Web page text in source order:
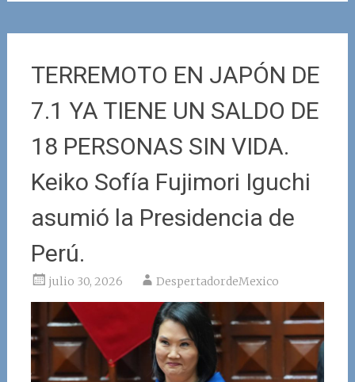
TERREMOTO EN JAPÓN DE
7.1 YA TIENE UN SALDO DE
18 PERSONAS SIN VIDA.
Keiko Sofía Fujimori Iguchi
asumió la Presidencia de
Perú.
julio 30, 2026 DespertadordeMexico